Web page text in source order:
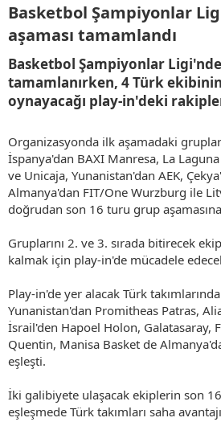
Basketbol Şampiyonlar
aşaması tamamlandı​
Basketbol Şampiyonlar
tamamlanırken, 4 Türk
oynayacağı play-in'deki
Organizasyonda ilk aşamadaki
İspanya'dan BAXI Manresa, La
ve Unicaja, Yunanistan'dan AEK,
Almanya'dan FIT/One Wurzburg ile
doğrudan son 16 turu grup aşamasına
Gruplarını 2. ve 3. sırada bitirecek
kalmak için play-in'de mücadele
Play-in'de yer alacak Türk
Yunanistan'dan Promitheas Patras,
İsrail'den Hapoel Holon, Galatasaray,
Quentin, Manisa Basket de
eşleşti.
İki galibiyete ulaşacak ekiplerin son 16
eşleşmede Türk takımları saha